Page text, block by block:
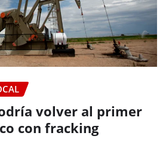
volver al primer
con fracking